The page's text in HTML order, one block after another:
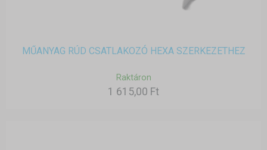
MŰANYAG RÚD CSATLAKOZÓ HEXA SZERKEZETHEZ
Raktáron
1 615,00 Ft